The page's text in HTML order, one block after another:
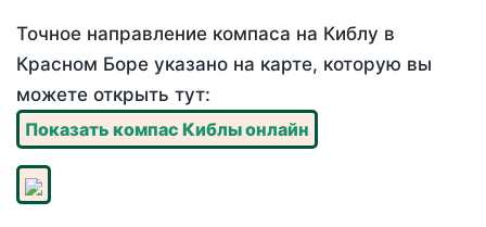
Точное направление компаса на Киблу в
Красном Боре указано на карте, которую вы
можете открыть тут:
Показать компас Киблы онлайн